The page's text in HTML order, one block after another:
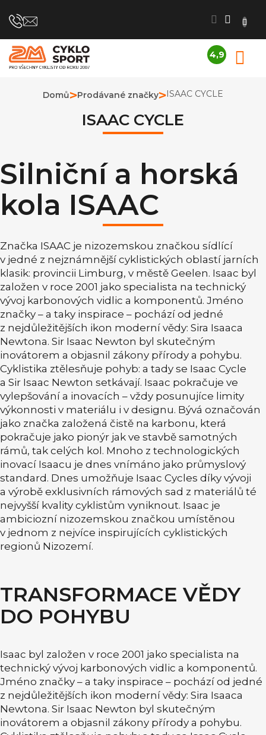
na
4,9
obchodu
je
Domů Prodávané značky ISAAC CYCLE
ISAAC CYCLE
Silniční a horská
kola ISAAC
Značka ISAAC je nizozemskou značkou sídlící
v jedné z nejznámnější cyklistických oblastí jarních
klasik: provincii Limburg, v městě Geelen. Isaac byl
založen v roce 2001 jako specialista na technický
vývoj karbonových vidlic a komponentů. Jméno
značky – a taky inspirace – pochází od jedné
z nejdůležitějších ikon moderní vědy: Sira Isaaca
Newtona. Sir Isaac Newton byl skutečným
inovátorem a objasnil zákony přírody a pohybu.
Cyklistika ztělesňuje pohyb: a tady se Isaac Cycle
a Sir Isaac Newton setkávají. Isaac pokračuje ve
vylepšování a inovacích – vždy posunujíce limity
výkonnosti v materiálu i v designu. Bývá označován
jako značka založená čistě na karbonu, která
pokračuje jako pionýr jak ve stavbě samotných
rámů, tak celých kol. Mnoho z technologických
inovací Isaacu je dnes vnímáno jako průmyslový
standard. Dnes umožňuje Isaac Cycles díky vývoji
a výrobě exklusivních rámových sad z materiálů té
nejvyšší kvality cyklistům vyniknout. Isaac je
ambiciozní nizozemskou značkou umístěnou
v jednom z nejvíce inspirujících cyklistických
regionů Nizozemí.
TRANSFORMACE VĚDY
DO POHYBU
Isaac byl založen v roce 2001 jako specialista na
technický vývoj karbonových vidlic a komponentů.
Jméno značky – a taky inspirace – pochází od jedné
z nejdůležitějších ikon moderní vědy: Sira Isaaca
Newtona. Sir Isaac Newton byl skutečným
inovátorem a objasnil zákony přírody a pohybu.